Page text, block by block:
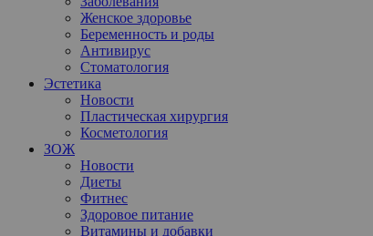
Женское здоровье
Беременность и роды
Антивирус
Стоматология
Эстетика
Новости
Пластическая хирургия
Косметология
ЗОЖ
Новости
Диеты
Фитнес
Здоровое питание
Витамины и добавки